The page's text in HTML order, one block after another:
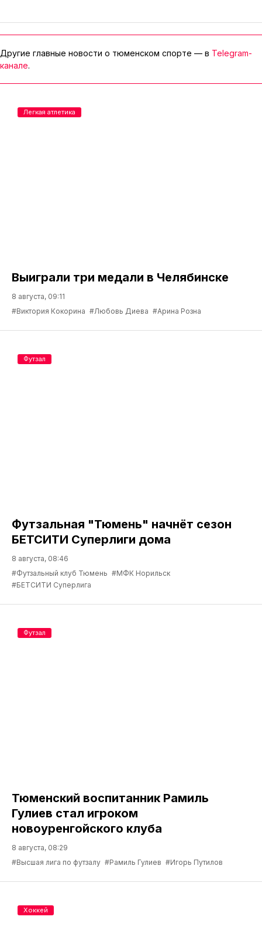
Другие главные новости о тюменском спорте — в Telegram-
канале.
Выиграли три медали в Челябинске
8 августа, 09:11
#Виктория Кокорина #Любовь Диева #Арина Розна
Легкая атлетика
Футзальная "Тюмень" начнёт сезон
БЕТСИТИ Суперлиги дома
8 августа, 08:46
#Футзальный клуб Тюмень #МФК Норильск
#БЕТСИТИ Суперлига
Футзал
Тюменский воспитанник Рамиль
Гулиев стал игроком
новоуренгойского клуба
8 августа, 08:29
#Высшая лига по футзалу #Рамиль Гулиев #Игорь Путилов
Футзал
Хоккей